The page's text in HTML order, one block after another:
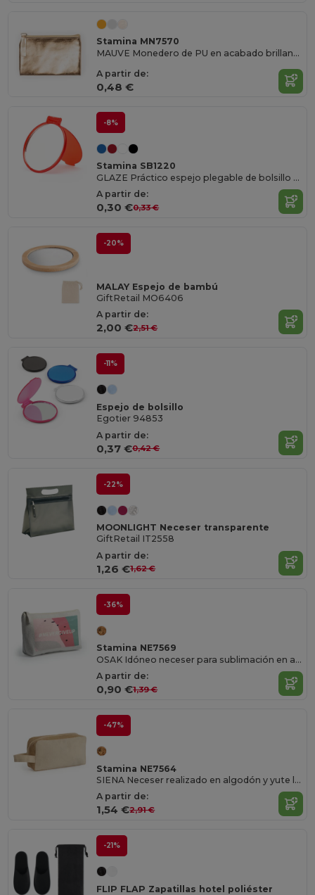
Stamina MN7570
MAUVE Monedero de PU en acabado brillante con cremallera y tirador a juego
A partir de:
0,48 €
-8%
Stamina SB1220
GLAZE Práctico espejo plegable de bolsillo en color liso traslúcido
A partir de:
0,30 €0,33 €
-20%
MALAY Espejo de bambú
GiftRetail MO6406
A partir de:
2,00 €2,51 €
-11%
Espejo de bolsillo
Egotier 94853
A partir de:
0,37 €0,42 €
-22%
MOONLIGHT Neceser transparente
GiftRetail IT2558
A partir de:
1,26 €1,62 €
-36%
Stamina NE7569
OSAK Idóneo neceser para sublimación en acabado natural
A partir de:
0,90 €1,39 €
-47%
Stamina NE7564
SIENA Neceser realizado en algodón y yute laminado
A partir de:
1,54 €2,91 €
-21%
FLIP FLAP Zapatillas hotel poliéster